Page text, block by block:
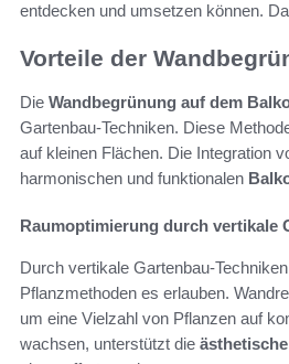
entdecken und umsetzen können.
Vorteile der
Die Wandbegrünung auf dem
Gartenbau-Techniken. Diese
auf kleinen Flächen. Die Integration
harmonischen und funktionalen
Raumoptimierung durch vertikale
Durch vertikale Gartenbau-
Pflanzmethoden es erlauben.
um eine Vielzahl von Pflanzen auf
wachsen, unterstützt die